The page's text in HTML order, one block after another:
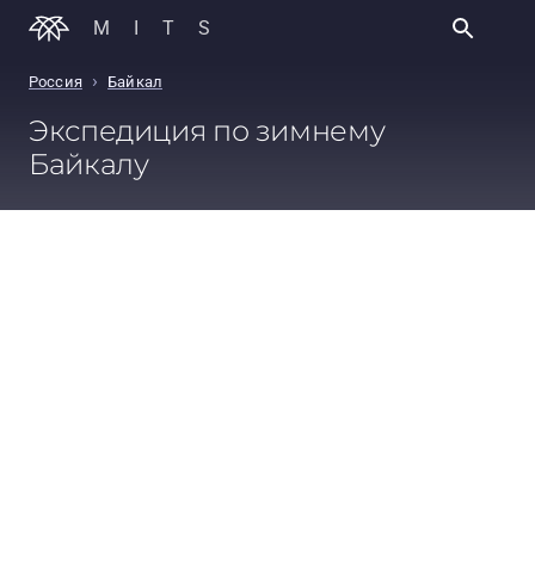
MITS
Россия › Байкал
Экспедиция по зимнему
Байкалу